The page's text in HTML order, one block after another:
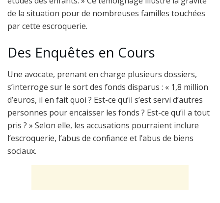
de la situation pour de nombreuses familles touchées
par cette escroquerie.
Des Enquêtes en Cours
Une avocate, prenant en charge plusieurs dossiers,
s’interroge sur le sort des fonds disparus : « 1,8 million
d’euros, il en fait quoi ? Est-ce qu’il s’est servi d’autres
personnes pour encaisser les fonds ? Est-ce qu’il a tout
pris ? » Selon elle, les accusations pourraient inclure
l’escroquerie, l’abus de confiance et l’abus de biens
sociaux.